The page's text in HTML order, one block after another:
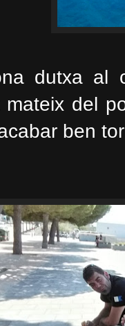
dutxa
del
ben